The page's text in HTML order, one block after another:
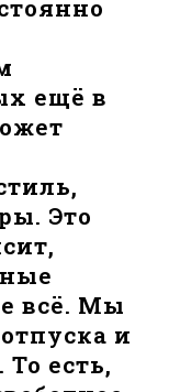
ещё в
Это
всё. Мы
и
есть,